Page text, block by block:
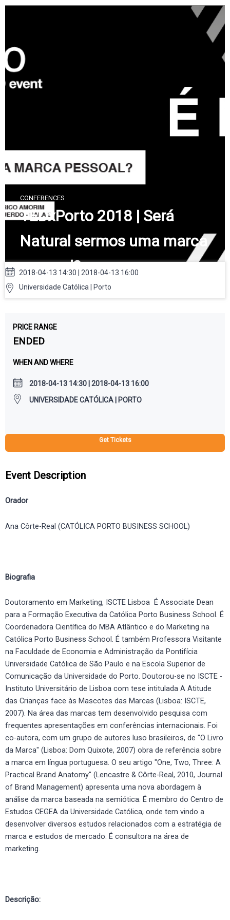
Skip
CONFERENCES
TEDxPorto 2018 | Será
Natural sermos uma marca
pessoal?
2018-04-13 14:30 | 2018-04-13 16:00
Universidade Católica | Porto
PRICE RANGE
ENDED
WHEN AND WHERE
2018-04-13 14:30 | 2018-04-13 16:00
UNIVERSIDADE CATÓLICA | PORTO
Get Tickets
Event Description
Orador
Ana Côrte-Real (CATÓLICA PORTO BUSINESS SCHOOL)
Biografia
Doutoramento em Marketing, ISCTE Lisboa É Associate Dean
para a Formação Executiva da Católica Porto Business School. É
Coordenadora Científica do MBA Atlântico e do Marketing na
Católica Porto Business School. É também Professora Visitante
na Faculdade de Economia e Administração da Pontifícia
Universidade Católica de São Paulo e na Escola Superior de
Comunicação da Universidade do Porto. Doutorou-se no ISCTE -
Instituto Universitário de Lisboa com tese intitulada A Atitude
das Crianças face às Mascotes das Marcas (Lisboa: ISCTE,
2007). Na área das marcas tem desenvolvido pesquisa com
frequentes apresentações em conferências internacionais. Foi
co-autora, com um grupo de autores luso brasileiros, de "O Livro
da Marca" (Lisboa: Dom Quixote, 2007) obra de referência sobre
a marca em língua portuguesa. O seu artigo "One, Two, Three: A
Practical Brand Anatomy" (Lencastre & Côrte-Real, 2010, Journal
of Brand Management) apresenta uma nova abordagem à
análise da marca baseada na semiótica. É membro do Centro de
Estudos CEGEA da Universidade Católica, onde tem vindo a
desenvolver diversos estudos relacionados com a estratégia de
marca e estudos de mercado. É consultora na área de
marketing.
Descrição: